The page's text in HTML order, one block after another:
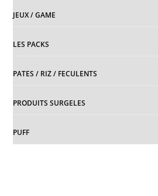
JEUX / GAME
LES PACKS
PATES / RIZ / FECULENTS
PRODUITS SURGELES
PUFF